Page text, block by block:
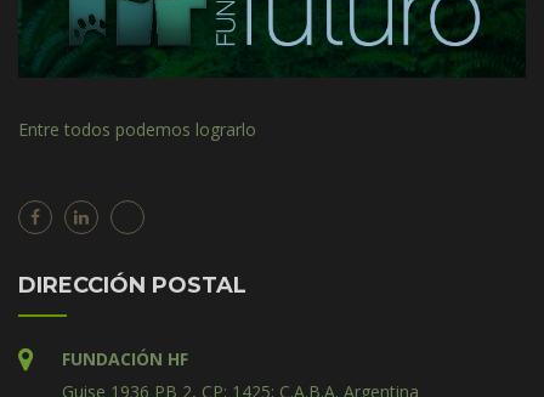
Entre todos podemos lograrlo
DIRECCIÓN POSTAL
FUNDACIÓN HF
Guise 1936 PB 2, CP: 1425; C.A.B.A. Argentina